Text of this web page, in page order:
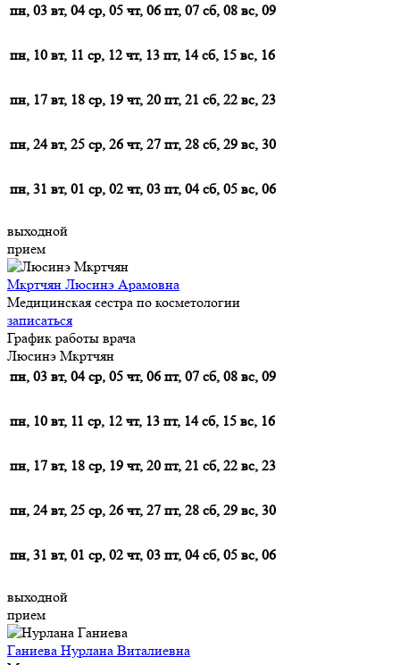
пн, 03 вт, 04 ср, 05 чт, 06 пт, 07 сб, 08 вс, 09
пн, 10 вт, 11 ср, 12 чт, 13 пт, 14 сб, 15 вс, 16
пн, 17 вт, 18 ср, 19 чт, 20 пт, 21 сб, 22 вс, 23
пн, 24 вт, 25 ср, 26 чт, 27 пт, 28 сб, 29 вс, 30
пн, 31 вт, 01 ср, 02 чт, 03 пт, 04 сб, 05 вс, 06
выходной
прием
Мкртчян Люсинэ Арамовна
Медицинская сестра по косметологии
записаться
График работы врача
Люсинэ Мкртчян
пн, 03 вт, 04 ср, 05 чт, 06 пт, 07 сб, 08 вс, 09
пн, 10 вт, 11 ср, 12 чт, 13 пт, 14 сб, 15 вс, 16
пн, 17 вт, 18 ср, 19 чт, 20 пт, 21 сб, 22 вс, 23
пн, 24 вт, 25 ср, 26 чт, 27 пт, 28 сб, 29 вс, 30
пн, 31 вт, 01 ср, 02 чт, 03 пт, 04 сб, 05 вс, 06
выходной
прием
Ганиева Нурлана Виталиевна